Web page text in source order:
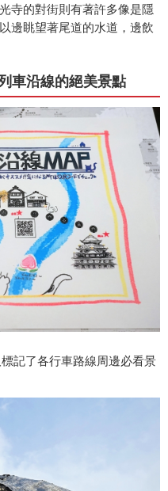
寺的對街則有著許多像是隱
邊眺望著尾道的水道，邊飲
沿線的絕美景點
記了各行車路線周邊必看景